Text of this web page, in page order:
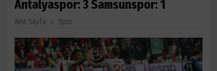
Antalyaspor: 3 Samsunspor: 1
Ana Sayfa Spor